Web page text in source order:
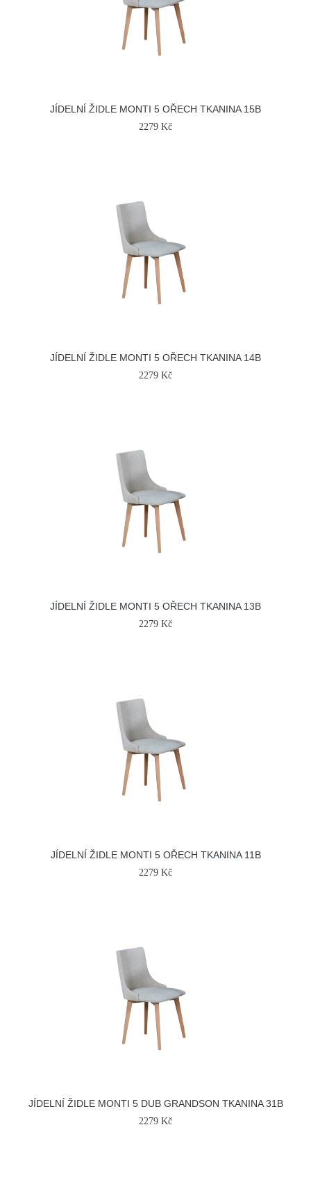
JÍDELNÍ ŽIDLE MONTI 5 OŘECH TKANINA 15B
2279 Kč
JÍDELNÍ ŽIDLE MONTI 5 OŘECH TKANINA 14B
2279 Kč
JÍDELNÍ ŽIDLE MONTI 5 OŘECH TKANINA 13B
2279 Kč
JÍDELNÍ ŽIDLE MONTI 5 OŘECH TKANINA 11B
2279 Kč
JÍDELNÍ ŽIDLE MONTI 5 DUB GRANDSON TKANINA 31B
2279 Kč